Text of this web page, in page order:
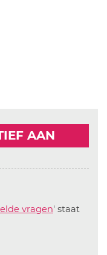
AAN
vragen' staat